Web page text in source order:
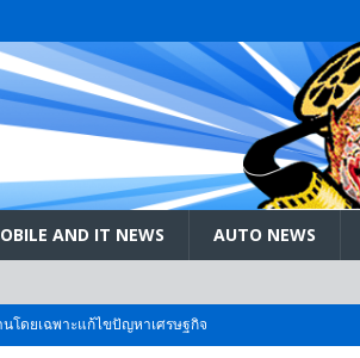
AND IT NEWS AUTO NEWS
ดยเฉพาะแก้ไขปัญหาเศรษฐกิจ